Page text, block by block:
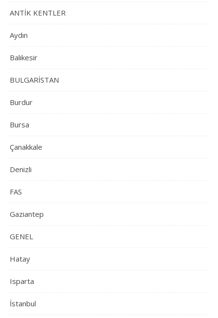
ANTİK KENTLER
Aydın
Balıkesir
BULGARİSTAN
Burdur
Bursa
Çanakkale
Denizli
FAS
Gaziantep
GENEL
Hatay
Isparta
İstanbul